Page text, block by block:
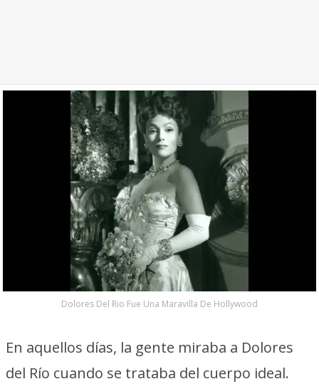
Dolores Del Rio Fue Una Maravilla De Hollywood
En aquellos días, la gente miraba a Dolores
del Río cuando se trataba del cuerpo ideal.